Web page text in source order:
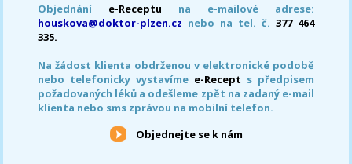
Objednání e-Receptu na e-mailové adrese:
houskova@doktor-plzen.cz nebo na tel. č. 377 464
335.
Na žádost klienta obdrženou v elektronické podobě
nebo telefonicky vystavíme e-Recept s předpisem
požadovaných léků a odešleme zpět na zadaný e-mail
klienta nebo sms zprávou na mobilní telefon.
Objednejte se k nám